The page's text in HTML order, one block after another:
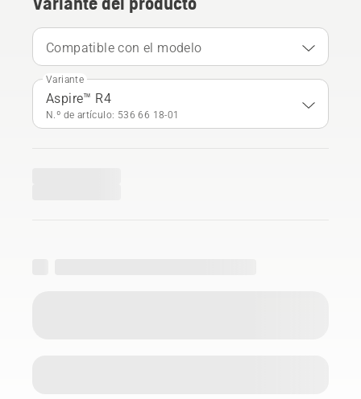
Compatible con el modelo
Variante
Aspire™ R4
N.º de artículo: 536 66 18‑01